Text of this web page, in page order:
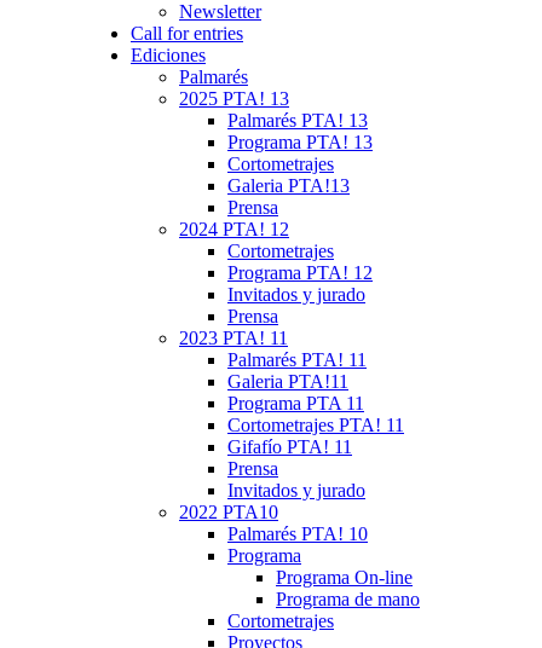
Newsletter
Call for entries
Ediciones
Palmarés
2025 PTA! 13
Palmarés PTA! 13
Programa PTA! 13
Cortometrajes
Galeria PTA!13
Prensa
2024 PTA! 12
Cortometrajes
Programa PTA! 12
Invitados y jurado
Prensa
2023 PTA! 11
Palmarés PTA! 11
Galeria PTA!11
Programa PTA 11
Cortometrajes PTA! 11
Gifafío PTA! 11
Prensa
Invitados y jurado
2022 PTA10
Palmarés PTA! 10
Programa
Programa On-line
Programa de mano
Cortometrajes
Proyectos